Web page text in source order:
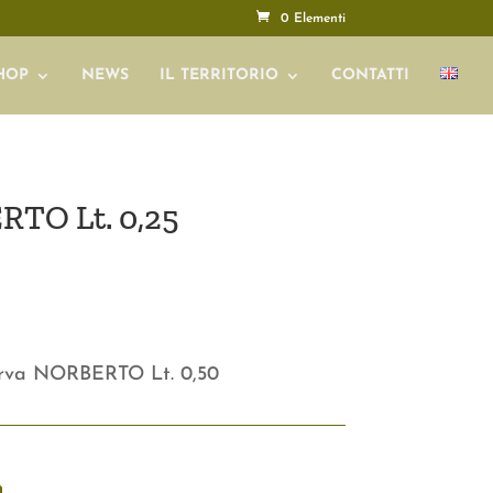
0 Elementi
NEWS IL TERRITORIO CONTATTI
Lt. 0,25
NORBERTO Lt. 0,50